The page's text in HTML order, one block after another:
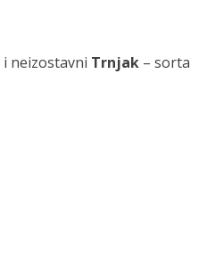
i neizostavni Trnjak – sorta